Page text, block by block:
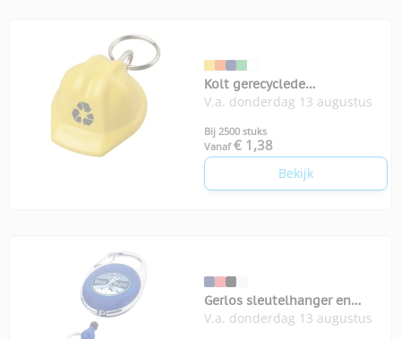
Kolt gerecyclede
sleutelhanger helm
V.a. donderdag 13 augustus
Bij 2500 stuks
Vanaf € 1,38
Bekijk
Gerlos sleutelhanger en
rollerclip
V.a. donderdag 13 augustus